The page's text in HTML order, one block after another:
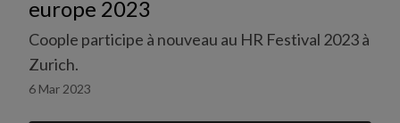
europe 2023
Coople participe à nouveau au HR Festival 2023 à
Zurich.
6 Mar 2023